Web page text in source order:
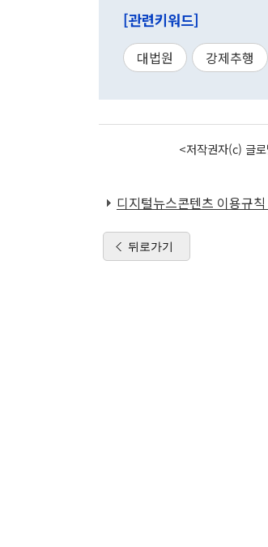
[관련키워드]
대법원 강제추행
<저작권자(c) 글
디지털뉴스콘텐츠 이용규칙
뒤로가기